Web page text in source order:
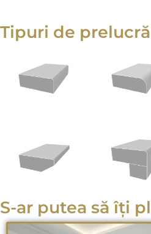
Tipuri de
S-ar putea să îți